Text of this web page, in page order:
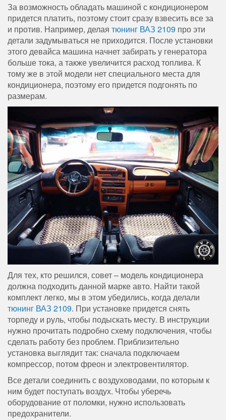
За возможность обладать машиной с кондиционером
придется платить, поэтому стоит сразу взвесить все за
и против. Например, делая тюнинг ВАЗ 2109 про эти
детали задумываться не приходится. После установки
этого девайса машина начнет забирать у генератора
больше тока, а также увеличится расход топлива. К
тому же в этой модели нет специального места для
кондиционера, поэтому его придется подгонять по
размерам.
Для тех, кто решился, совет – модель кондиционера
должна подходить данной марке авто. Найти такой
комплект легко, мы в этом убедились, когда делали
тюнинг ВАЗ 2109. При установке придется снять
торпеду и руль, чтобы подыскать месту. В инструкции
нужно прочитать подробно схему подключения, чтобы
сделать работу без проблем. Приблизительно
установка выглядит так: сначала подключаем
компрессор, потом фреон и электровентилятор.
Все детали соединить с воздуховодами, по которым к
ним будет поступать воздух. Чтобы уберечь
оборудование от поломки, нужно использовать
предохранители.